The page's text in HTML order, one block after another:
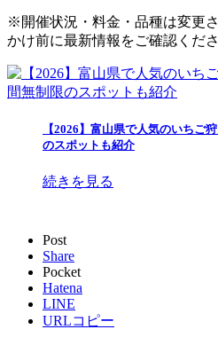
※開催状況・料金・品種は変更
かけ前に最新情報をご確認くださ
【2026】富山県で人気のいちご
のスポットも紹介
続きを見る
Post
Share
Pocket
Hatena
LINE
URLコピー